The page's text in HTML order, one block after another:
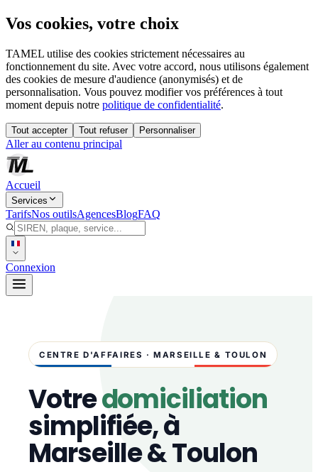
Vos cookies, votre choix
TAMEL utilise des cookies strictement nécessaires au
fonctionnement du site. Avec votre accord, nous utilisons également
des cookies de mesure d'audience (anonymisés) et de
personnalisation. Vous pouvez modifier vos préférences à tout
moment depuis notre politique de confidentialité.
Tout accepter Tout refuser Personnaliser
Aller au contenu principal
Accueil
Services
TarifsNos outilsAgencesBlogFAQ
Connexion
CENTRE D'AFFAIRES · MARSEILLE & TOULON
Votredomiciliation
simplifiée, à
Marseille & Toulon